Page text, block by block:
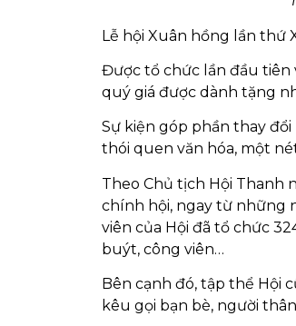
Lễ hội Xuân hồng lần thứ
Được tổ chức lần đầu tiên
quý giá được dành tặng
Sự kiện góp phần thay
thói quen văn hóa, một
Theo Chủ tịch Hội Thanh
chính hội, ngay từ những
viên của Hội đã tổ chức
buýt, công viên…
Bên cạnh đó, tập thể Hội
kêu gọi bạn bè, người